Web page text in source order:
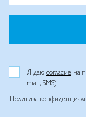
Я даю согласие на
mail, SMS)
Политика